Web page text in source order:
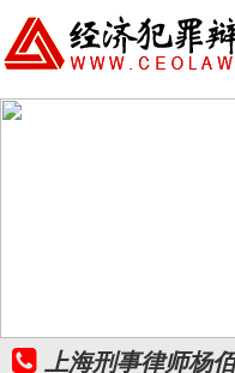
上海刑事律师杨